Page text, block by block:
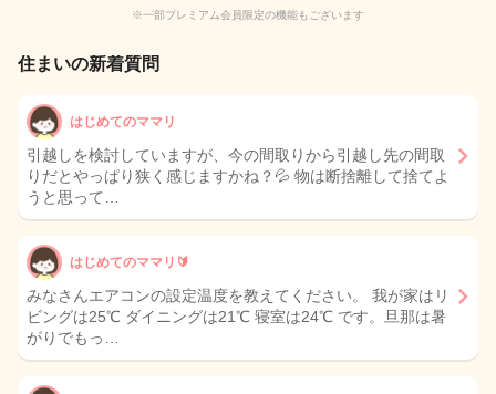
※一部プレミアム会員限定の機能もございます
住まいの新着質問
はじめてのママリ
引越しを検討していますが、今の間取りから引越し先の間取
りだとやっぱり狭く感じますかね？💦 物は断捨離して捨てよ
うと思って…
はじめてのママリ🔰
みなさんエアコンの設定温度を教えてください。 我が家はリ
ビングは25℃ ダイニングは21℃ 寝室は24℃ です。旦那は暑
がりでもっ…